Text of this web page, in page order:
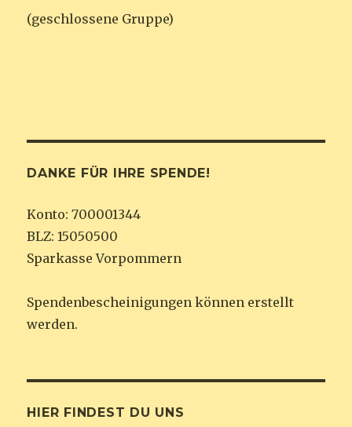
(geschlossene Gruppe)
DANKE FÜR IHRE SPENDE!
Konto: 700001344
BLZ: 15050500
Sparkasse Vorpommern
Spendenbescheinigungen können erstellt
werden.
HIER FINDEST DU UNS